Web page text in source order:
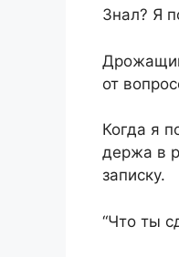
Знал? Я
от
Когда я
держа в
записку.
“Что ты